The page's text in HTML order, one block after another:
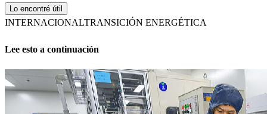
Lo encontré útil
INTERNACIONALTRANSICIÓN ENERGÉTICA
Lee esto a continuación